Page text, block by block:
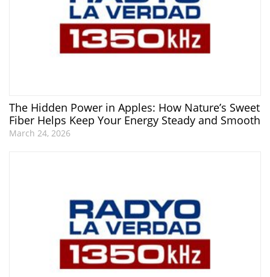
The Hidden Power in Apples: How Nature’s Sweet
Fiber Helps Keep Your Energy Steady and Smooth
March 24, 2026